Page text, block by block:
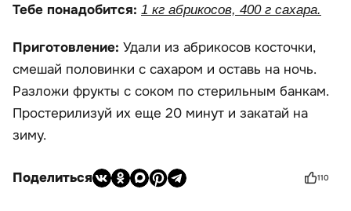
Тебе понадобится: 1 кг абрикосов, 400 г сахара.
Приготовление: Удали из абрикосов косточки,
смешай половинки с сахаром и оставь на ночь.
Разложи фрукты с соком по стерильным банкам.
Простерилизуй их еще 20 минут и закатай на
зиму.
Поделиться 110